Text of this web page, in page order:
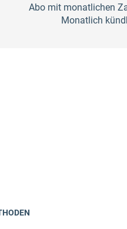
Abo mit monatlichen
Monatlich